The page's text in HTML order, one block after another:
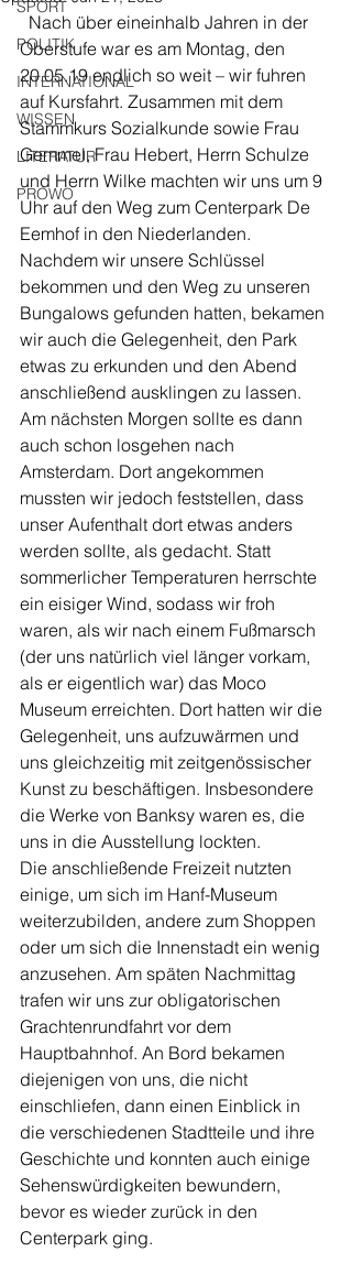
SPORT
POLITIK
INTERNATIONAL
WISSEN
LITERATUR
PROWO
Oberstufe war es am Montag, den
20.05.19 endlich so weit – wir fuhren
auf Kursfahrt. Zusammen mit dem
Stammkurs Sozialkunde sowie Frau
Gemmel, Frau Hebert, Herrn Schulze
und Herrn Wilke machten wir uns um 9
Uhr auf den Weg zum Centerpark De
Eemhof in den Niederlanden.
Nachdem wir unsere Schlüssel
bekommen und den Weg zu unseren
Bungalows gefunden hatten, bekamen
wir auch die Gelegenheit, den Park
etwas zu erkunden und den Abend
anschließend ausklingen zu lassen.
Am nächsten Morgen sollte es dann
auch schon losgehen nach
Amsterdam. Dort angekommen
mussten wir jedoch feststellen, dass
unser Aufenthalt dort etwas anders
werden sollte, als gedacht. Statt
sommerlicher Temperaturen herrschte
ein eisiger Wind, sodass wir froh
waren, als wir nach einem Fußmarsch
(der uns natürlich viel länger vorkam,
als er eigentlich war) das Moco
Museum erreichten. Dort hatten wir die
Gelegenheit, uns aufzuwärmen und
uns gleichzeitig mit zeitgenössischer
Kunst zu beschäftigen. Insbesondere
die Werke von Banksy waren es, die
uns in die Ausstellung lockten.
Die anschließende Freizeit nutzten
einige, um sich im Hanf-Museum
weiterzubilden, andere zum Shoppen
oder um sich die Innenstadt ein wenig
anzusehen. Am späten Nachmittag
trafen wir uns zur obligatorischen
Grachtenrundfahrt vor dem
Hauptbahnhof. An Bord bekamen
diejenigen von uns, die nicht
einschliefen, dann einen Einblick in
die verschiedenen Stadtteile und ihre
Geschichte und konnten auch einige
Sehenswürdigkeiten bewundern,
bevor es wieder zurück in den
Centerpark ging.